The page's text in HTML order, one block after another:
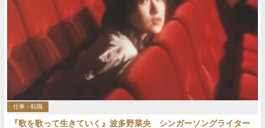
仕事・転職
『歌を歌って生きていく』波多野菜央 シンガーソングライター